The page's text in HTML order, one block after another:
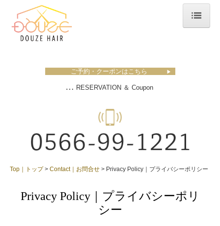
Top｜トップ
Coupon｜クーポン
Menu｜メニュー
ご予約・クーポンはこちら ▶
… RESERVATION ＆ Coupon
Top｜トップ Contact｜お問合せ Privacy Policy｜プライバシーポリシー
Privacy Policy｜プライバシーポリ
シー